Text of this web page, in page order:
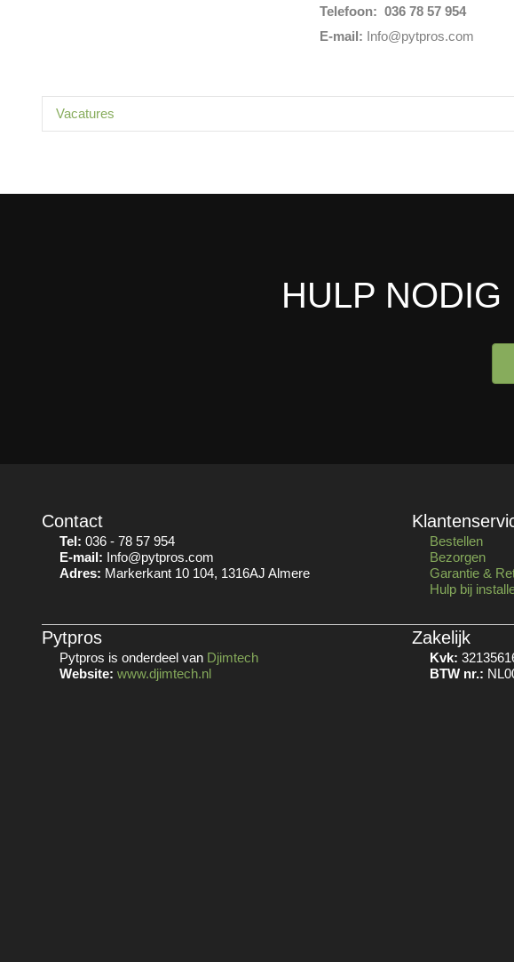
Telefoon: 036 78 57 954
E-mail: Info@pytpros.com
Vacatures
HULP
Contact
Tel: 036 - 78 57 954
E-mail: Info@pytpros.com
Adres: Markerkant 10 104, 1316AJ Almere
Bestellen
Bezorgen
Garantie &
Hulp bij
Pytpros
Pytpros is onderdeel van Djimtech
Website: www.djimtech.nl
Zakelijk
Kvk:
BTW nr.: